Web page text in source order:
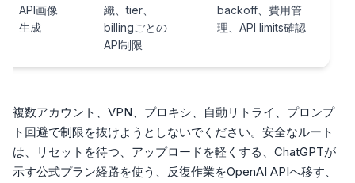
API画像
生成
織、tier、
billingごとの
API制限
backoff、費用管
理、API limits確認
複数アカウント、VPN、プロキシ、自動リトライ、プロンプ
ト回避で制限を抜けようとしないでください。安全なルート
は、リセットを待つ、アップロードを軽くする、ChatGPTが
示す公式プラン経路を使う、反復作業をOpenAI APIへ移す、